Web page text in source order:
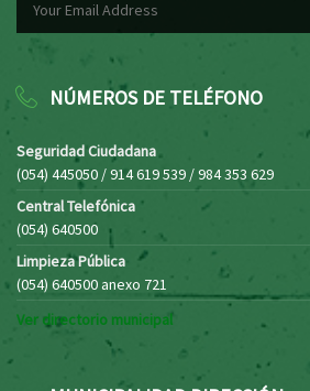
NÚMEROS DE TELÉFONO
Seguridad Ciudadana
(054) 445050 / 914 619 539 / 984 353 629
Central Telefónica
(054) 640500
Limpieza Pública
(054) 640500 anexo 721
Ver directorio municipal